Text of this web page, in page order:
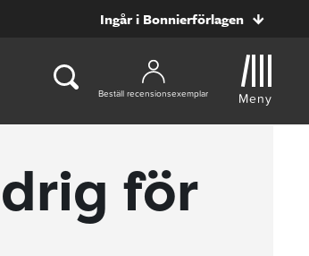
Ingår i Bonnierförlagen
Beställ recensionsexemplar Meny
för